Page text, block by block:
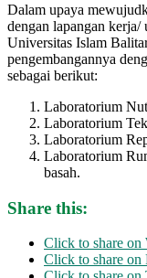
Dalam upaya
dengan lapangan kerja/
Universitas Islam
pengembangannya
sebagai berikut:
Laboratorium
Laboratorium
Laboratorium
Laboratorium
basah.
Share this:
Click to share
Click to share